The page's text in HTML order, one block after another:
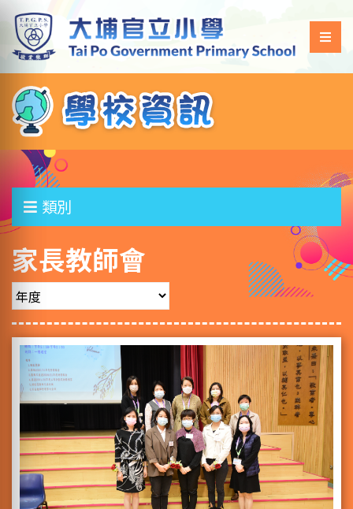
類別
家長教師會